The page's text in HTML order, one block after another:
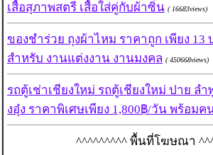
เสื้อสุภาพสตรี เสื้อใส่คู่กับผ้าซิ่น ( 16683views)
ของชำร่วย ถุงผ้าไหม ราคาถูก เพียง 13
สำหรับ งานแต่งงาน งานมงคล ( 450668views)
รถตู้เช่าเชียงใหม่ รถตู้เชียงใหม่ ปาย ล
งอุ๋ง ราคาพิเศษเพียง 1,800฿/วัน พร้อมค
^^^^^^^^^ พื้นที่โฆษณา